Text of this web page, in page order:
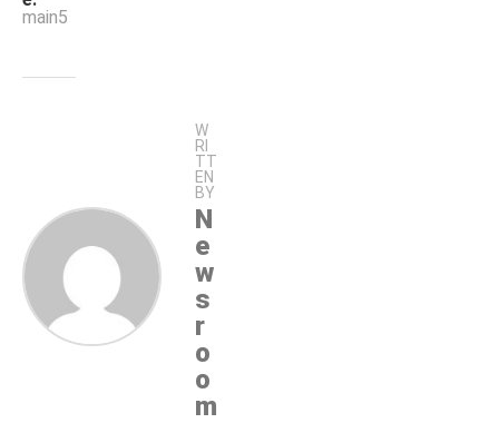
main5
W
RI
TT
EN
BY
N
e
w
s
r
o
o
m